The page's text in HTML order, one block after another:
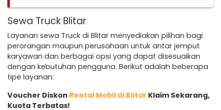
Sewa Truck Blitar
Layanan sewa Truck di Blitar menyediakan pilihan bagi
perorangan maupun perusahaan untuk antar jemput
karyawan dan berbagai opsi yang dapat disesuaikan
dengan kebutuhan pengguna. Berikut adalah beberapa
tipe layanan:
Voucher Diskon Rental Mobil di Blitar Klaim Sekarang,
Kuota Terbatas!